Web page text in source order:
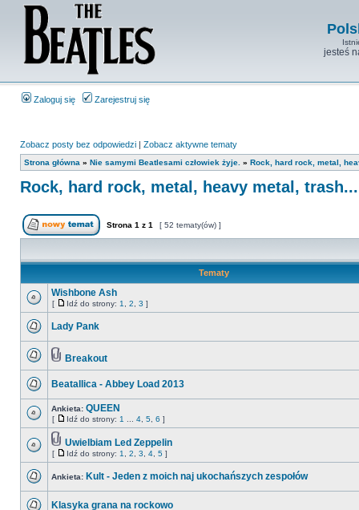
jesteś
Zaloguj się Zarejestruj się
Zobacz posty bez odpowiedzi | Zobacz aktywne tematy
Strona główna » Nie samymi Beatlesami człowiek żyje. » Rock, hard rock, metal,
Rock, hard rock, metal, heavy metal, trash...
Strona 1 z 1 [ 52 tematy(ów) ]
Tematy
Wishbone Ash
[ Idź do strony: 1 2 3 ]
Lady Pank
Breakout
Beatallica - Abbey Load 2013
Ankieta: QUEEN
[ Idź do strony: 1 4 5 6 ]
Uwielbiam Led Zeppelin
[ Idź do strony: 1 2 3 4 5 ]
Ankieta: Kult - Jeden z moich naj ukochańszych zespołów
Klasyka grana na rockowo